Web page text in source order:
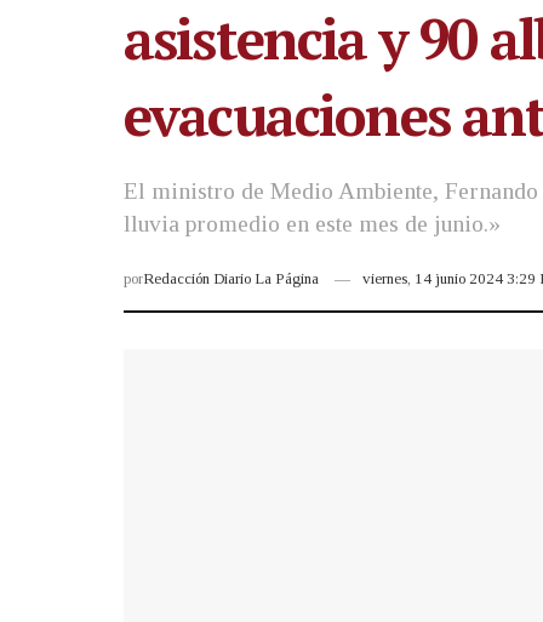
asistencia y 90
evacuaciones
El ministro de Medio Ambiente,
lluvia promedio en este mes de junio.»
porRedacción Diario La Página viernes, 14 junio 2024 3:29